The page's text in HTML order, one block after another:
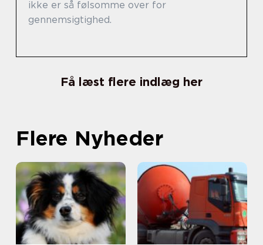
ikke er så følsomme over for
gennemsigtighed.
Få læst flere indlæg her
Flere Nyheder